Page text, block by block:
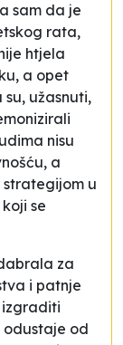
sam da je
rata,
htjela
a opet
užasnuti,
nisu
a
strategijom u
se
za
i patnje
izgraditi
odustaje od